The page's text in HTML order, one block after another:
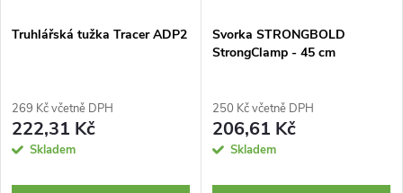
Truhlářská tužka Tracer ADP2
269 Kč včetně DPH
222,31 Kč
Skladem
Svorka STRONGBOLD
StrongClamp - 45 cm
250 Kč včetně DPH
206,61 Kč
Skladem